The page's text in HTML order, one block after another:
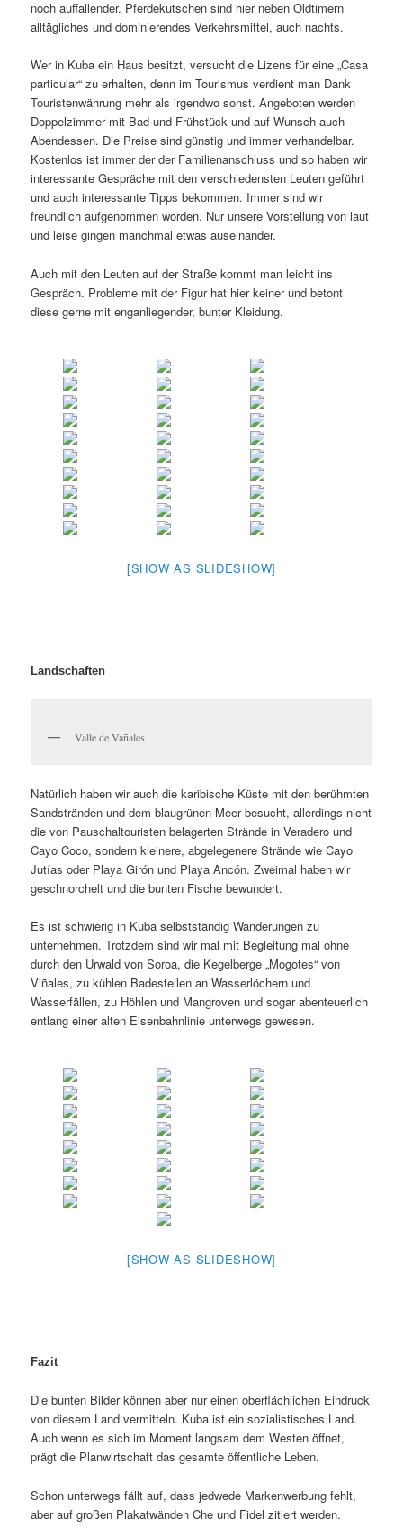
noch auffallender. Pferdekutschen sind hier neben Oldtimern
alltägliches und dominierendes Verkehrsmittel, auch nachts.
Wer in Kuba ein Haus besitzt, versucht die Lizens für eine „Casa
particular“ zu erhalten, denn im Tourismus verdient man Dank
Touristenwährung mehr als irgendwo sonst. Angeboten werden
Doppelzimmer mit Bad und Frühstück und auf Wunsch auch
Abendessen. Die Preise sind günstig und immer verhandelbar.
Kostenlos ist immer der der Familienanschluss und so haben wir
interessante Gespräche mit den verschiedensten Leuten geführt
und auch interessante Tipps bekommen. Immer sind wir
freundlich aufgenommen worden. Nur unsere Vorstellung von laut
und leise gingen manchmal etwas auseinander.
Auch mit den Leuten auf der Straße kommt man leicht ins
Gespräch. Probleme mit der Figur hat hier keiner und betont
diese gerne mit enganliegender, bunter Kleidung.
[SHOW AS SLIDESHOW]
Landschaften
Valle de Vañales
Natürlich haben wir auch die karibische Küste mit den berühmten
Sandstränden und dem blaugrünen Meer besucht, allerdings nicht
die von Pauschaltouristen belagerten Strände in Veradero und
Cayo Coco, sondern kleinere, abgelegenere Strände wie Cayo
Jutías oder Playa Girón und Playa Ancón. Zweimal haben wir
geschnorchelt und die bunten Fische bewundert.
Es ist schwierig in Kuba selbstständig Wanderungen zu
unternehmen. Trotzdem sind wir mal mit Begleitung mal ohne
durch den Urwald von Soroa, die Kegelberge „Mogotes“ von
Viñales, zu kühlen Badestellen an Wasserlöchern und
Wasserfällen, zu Höhlen und Mangroven und sogar abenteuerlich
entlang einer alten Eisenbahnlinie unterwegs gewesen.
[SHOW AS SLIDESHOW]
Fazit
Die bunten Bilder können aber nur einen oberflächlichen Eindruck
von diesem Land vermitteln. Kuba ist ein sozialistisches Land.
Auch wenn es sich im Moment langsam dem Westen öffnet,
prägt die Planwirtschaft das gesamte öffentliche Leben.
Schon unterwegs fällt auf, dass jedwede Markenwerbung fehlt,
aber auf großen Plakatwänden Che und Fidel zitiert werden.